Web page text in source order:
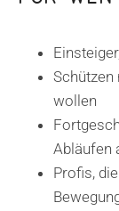
Schützen
wollen
Abläufen
Profis,